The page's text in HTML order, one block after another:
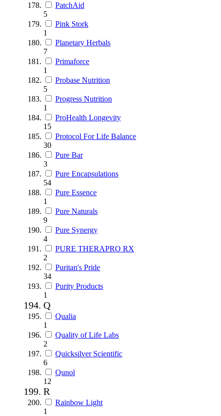
PatchAid
5
Pink Stork
1
Planetary Herbals
7
Primaforce
1
Probase Nutrition
5
Progress Nutrition
1
ProHealth Longevity
15
Protocol For Life Balance
30
Pure Bar
3
Pure Encapsulations
54
Pure Essence
1
Pure Naturals
9
Pure Synergy
4
PURE THERAPRO RX
2
Puritan's Pride
34
Purity Products
1
Q
Qualia
1
Quality of Life Labs
2
Quicksilver Scientific
6
Qunol
12
R
Rainbow Light
1